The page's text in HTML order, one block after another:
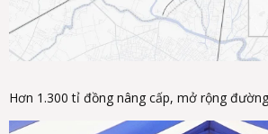
Hơn 1.300 tỉ đồng nâng cấp, mở rộng